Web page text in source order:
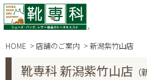
HOME 店舗のご案内 新潟紫竹山店
靴専科 新潟紫竹山店